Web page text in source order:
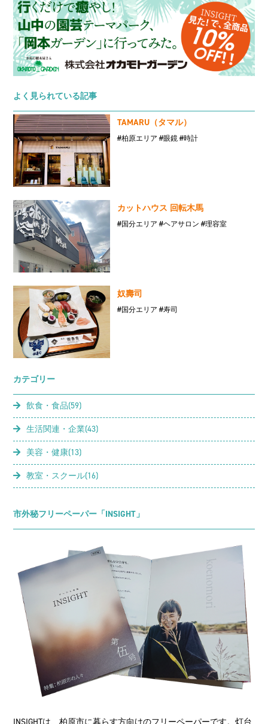
よく見られている記事
TAMARU（タマル）
#柏原エリア #眼鏡#時計
カットハウス 回転木馬
#国分エリア #ヘアサロン #理容室
奴壽司
#国分エリア #寿司
カテゴリー
飲食・食品(59)
生活関連・企業(43)
美容・健康(13)
教室・スクール(16)
市外秘フリーペーパー「INSIGHT」